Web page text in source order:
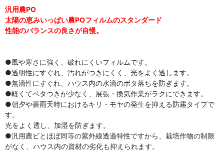
汎用農PO
太陽の恵みいっぱい農POフィルムのスタンダード
性能のバランスの良さが自慢。
●風や寒さに強く、破れにくいフィルムです。
●透明性にすぐれ、汚れがつきにくく、光をよく透します。
●無滴性にすぐれ、ハウス内の水滴のボタ落ちを防ぎます。
●軽くてベタつきが少なく、展張・換気作業がラクにできます。
●朝夕や曇雨天時におけるキリ・モヤの発生を抑える防霧タイプで
す。
光をよく透し、加湿を防ぎます。
●汎用農ビとほぼ同等の紫外線透過特性ですから、栽培作物の制限
がなく、ハウス内の資材の劣化も抑えられます。